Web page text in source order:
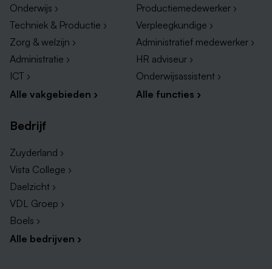
Onderwijs ›
Techniek & Productie ›
Zorg & welzijn ›
Administratie ›
ICT ›
Alle vakgebieden ›
Productiemedewerker ›
Verpleegkundige ›
Administratief medewerker ›
HR adviseur ›
Onderwijsassistent ›
Alle functies ›
Bedrijf
Zuyderland ›
Vista College ›
Daelzicht ›
VDL Groep ›
Boels ›
Alle bedrijven ›